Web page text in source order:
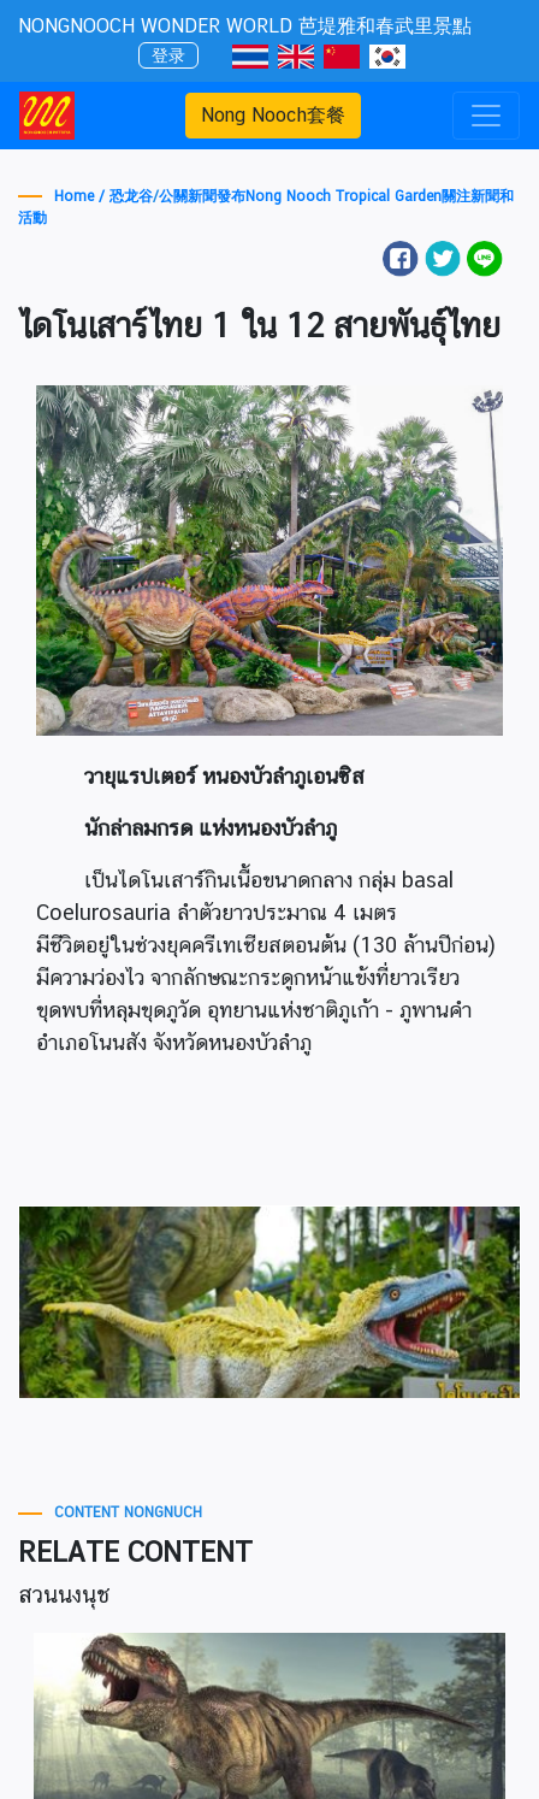
NONGNOOCH WONDER WORLD 芭堤雅和春武里景點
登录
Nong Nooch套餐
Home / 恐龙谷/公關新聞發布Nong Nooch Tropical Garden關注新聞和
活動
ไดโนเสาร์ไทย 1 ใน 12 สายพันธุ์ไทย
วายุแรปเตอร์ หนองบัวลำภูเอนซิส
นักล่าลมกรด แห่งหนองบัวลำภู
เป็นไดโนเสาร์กินเนื้อขนาดกลาง กลุ่ม basal
Coelurosauria ลำตัวยาวประมาณ 4 เมตร
มีชีวิตอยู่ในช่วงยุคครีเทเชียสตอนต้น (130 ล้านปีก่อน)
มีความว่องไว จากลักษณะกระดูกหน้าแข้งที่ยาวเรียว
ขุดพบที่หลุมขุดภูวัด อุทยานแห่งชาติภูเก้า - ภูพานคำ
อำเภอโนนสัง จังหวัดหนองบัวลำภู
CONTENT NONGNUCH
RELATE CONTENT
สวนนงนุช